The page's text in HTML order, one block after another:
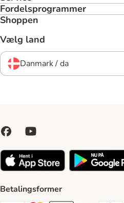
Fordelsprogrammer
Shoppen
Vælg land
Danmark / da
Betalingsformer